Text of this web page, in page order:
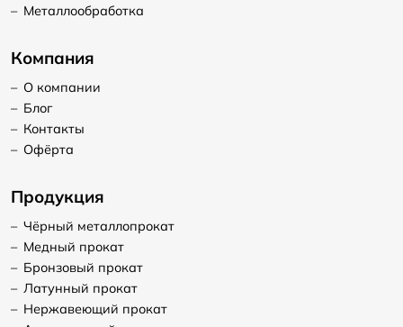
– Металлообработка
Компания
– О компании
– Блог
– Контакты
– Офёрта
Продукция
– Чёрный металлопрокат
– Медный прокат
– Бронзовый прокат
– Латунный прокат
– Нержавеющий прокат